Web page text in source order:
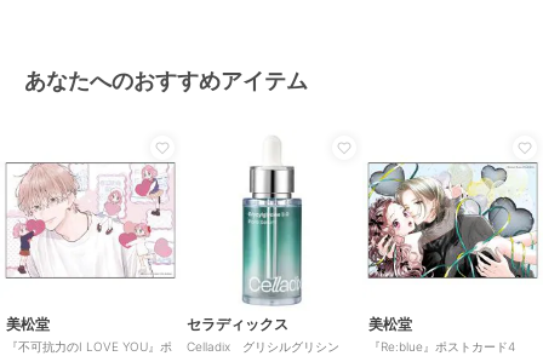
あなたへのおすすめアイテム
美松堂
『不可抗力のI LOVE YOU』ポ
セラディックス
Celladix グリシルグリシン
美松堂
『Re:blue』ポストカード4